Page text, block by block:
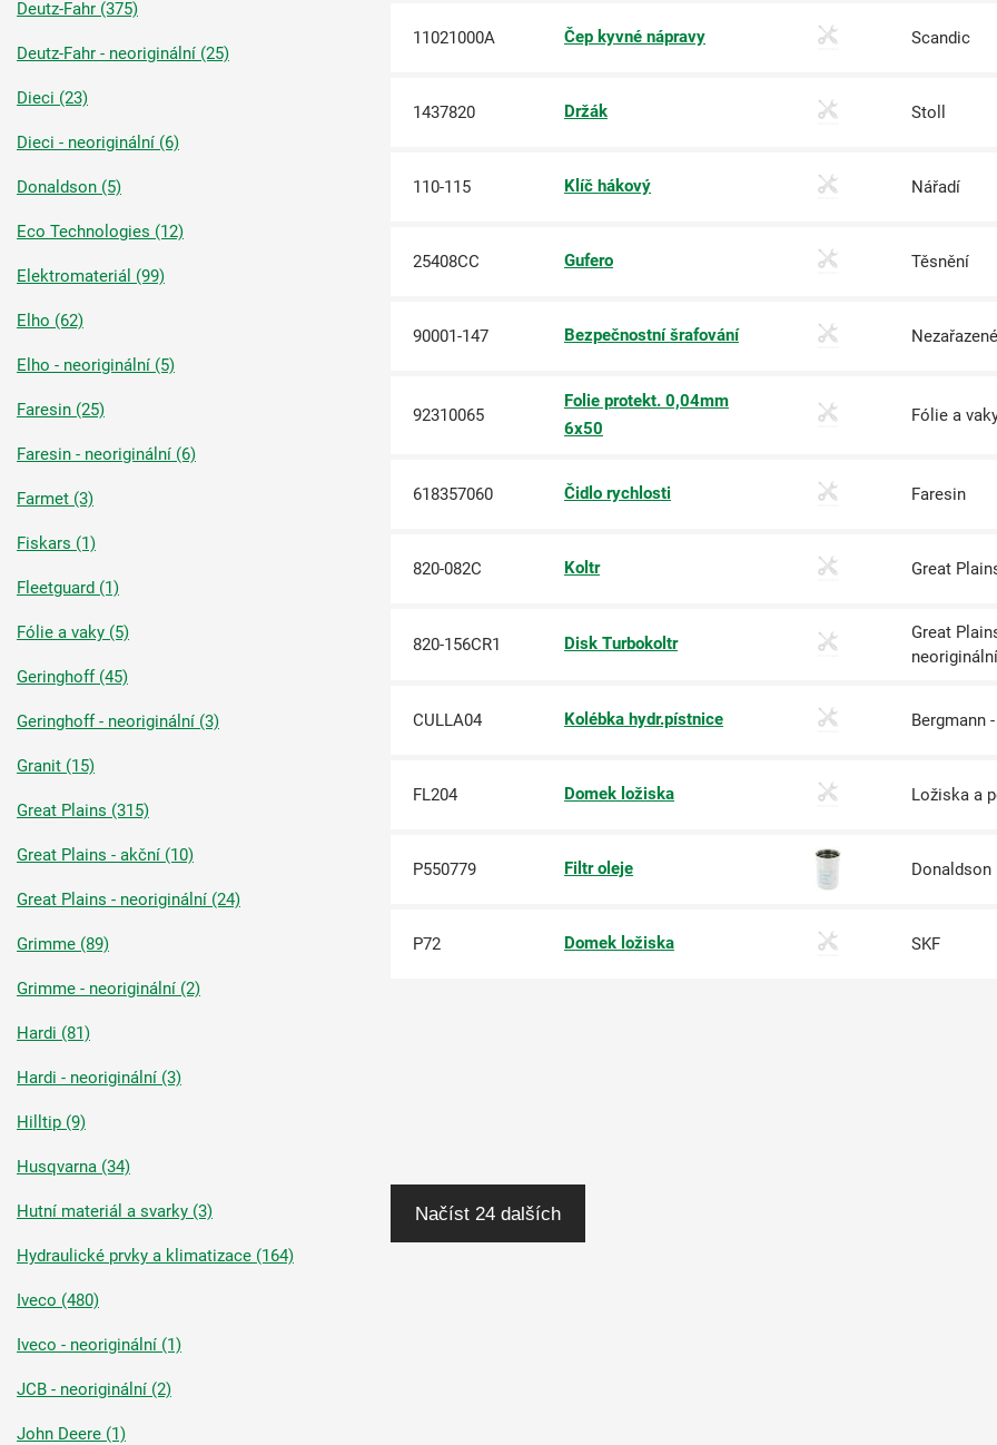
Deutz-Fahr (375)
Deutz-Fahr - neoriginální (25)
Dieci (23)
Dieci - neoriginální (6)
Donaldson (5)
Eco Technologies (12)
Elektromateriál (99)
Elho (62)
Elho - neoriginální (5)
Faresin (25)
Faresin - neoriginální (6)
Farmet (3)
Fiskars (1)
Fleetguard (1)
Fólie a vaky (5)
Geringhoff (45)
Geringhoff - neoriginální (3)
Granit (15)
Great Plains (315)
Great Plains - akční (10)
Great Plains - neoriginální (24)
Grimme (89)
Grimme - neoriginální (2)
Hardi (81)
Hardi - neoriginální (3)
Hilltip (9)
Husqvarna (34)
Hutní materiál a svarky (3)
Hydraulické prvky a klimatizace (164)
Iveco (480)
Iveco - neoriginální (1)
JCB - neoriginální (2)
John Deere (1)
11021000A Čep kyvné nápravy Scandic
1437820 Držák Stoll
110-115 Klíč hákový Nářadí
25408CC Gufero Těsnění
90001-147 Bezpečnostní šrafování
92310065
Folie protekt. 0,04mm
6x50
Fólie a
618357060 Čidlo rychlosti Faresin
820-082C Koltr Great
820-156CR1 Disk Turbokoltr
Great
neoriginální
CULLA04 Kolébka hydr.pístnice Bergmann
FL204 Domek ložiska Ložiska a
P550779 Filtr oleje Donaldson
P72 Domek ložiska SKF
Načíst 24 dalších